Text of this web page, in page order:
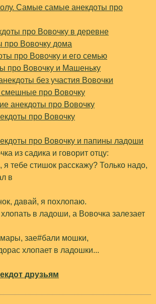
Самые самые анекдоты про
про Вовочку в деревне
про Вовочку дома
про Вовочку и его семью
про Вовочку и Машеньку
без участия Вовочки
про Вовочку
анекдоты про Вовочку
про Вовочку
из садика и говорит отцу:
тебе стишок расскажу? Только надо,
в
давай, я похлопаю.
в ладоши, а Вовочка залезает
зае#бали мошки,
хлопает в ладошки...
друзьям